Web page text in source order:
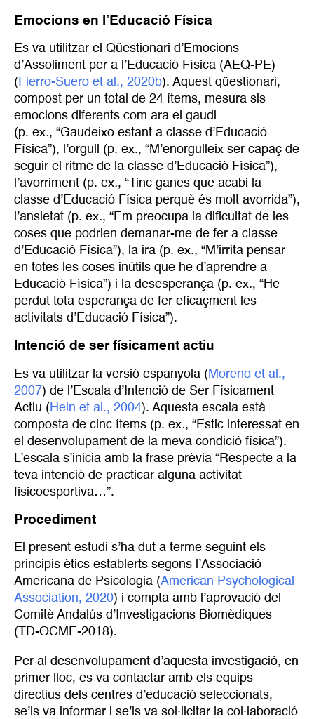
Emocions en l’Educació Física
Es va utilitzar el Qüestionari d’Emocions
d’Assoliment per a l’Educació Física (AEQ-PE)
( Fierro-Suero et al., 2020b). Aquest qüestionari,
compost per un total de 24 ítems, mesura sis
emocions diferents com ara el gaudi
(p. ex., “Gaudeixo estant a classe d’Educació
Física”), l’orgull (p. ex., “M’enorgulleix ser capaç de
seguir el ritme de la classe d’Educació Física”),
l’avorriment (p. ex., “Tinc ganes que acabi la
classe d’Educació Física perquè és molt avorrida”),
l’ansietat (p. ex., “Em preocupa la dificultat de les
coses que podrien demanar-me de fer a classe
d’Educació Física”), la ira (p. ex., “M’irrita pensar
en totes les coses inútils que he d’aprendre a
Educació Física”) i la desesperança (p. ex., “He
perdut tota esperança de fer eficaçment les
activitats d’Educació Física”).
Intenció de ser físicament actiu
Es va utilitzar la versió espanyola ( Moreno et al.,
2007) de l’Escala d’Intenció de Ser Físicament
Actiu ( Hein et al., 2004). Aquesta escala està
composta de cinc ítems (p. ex., “Estic interessat en
el desenvolupament de la meva condició física”).
L’escala s’inicia amb la frase prèvia “Respecte a la
teva intenció de practicar alguna activitat
fisicoesportiva…”.
Procediment
El present estudi s’ha dut a terme seguint els
principis ètics establerts segons l’Associació
Americana de Psicologia (American Psychological
Association, 2020) i compta amb l’aprovació del
Comitè Andalús d’Investigacions Biomèdiques
(TD-OCME-2018).
Per al desenvolupament d’aquesta investigació, en
primer lloc, es va contactar amb els equips
directius dels centres d’educació seleccionats,
se’ls va informar i se’ls va sol·licitar la col·laboració